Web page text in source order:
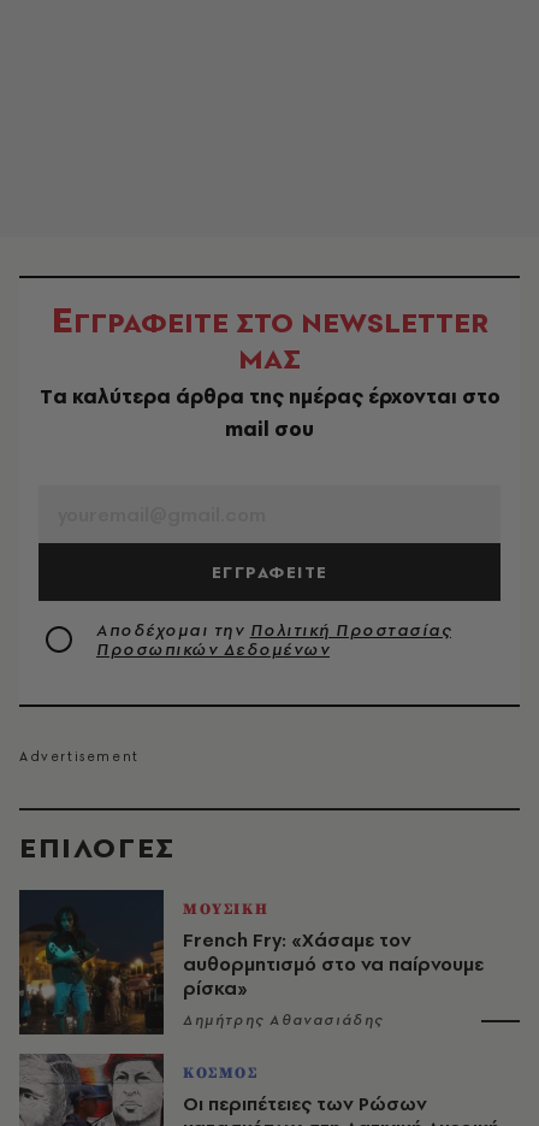
EΠΙΛΟΓΈΣ
ΜΟΥΣΙΚΗ
French Fry: «Χάσαμε τον
αυθορμητισμό στο να παίρνουμε
ρίσκα»
Δημήτρης Αθανασιάδης
ΚΟΣΜΟΣ
Οι περιπέτειες των Ρώσων
ΕΓΓΡΑΦΕΙΤΕ ΣΤΟ NEWSLETTER
ΜΑΣ
Tα καλύτερα άρθρα της ημέρας έρχονται στο
mail σου
ΕΓΓΡΑΦΕΙΤΕ
Αποδέχομαι την Πολιτική Προστασίας
Προσωπικών Δεδομένων